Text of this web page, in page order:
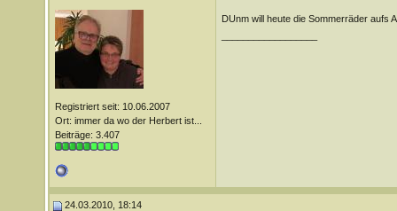
Registriert seit: 10.06.2007
Ort: immer da wo der Herbert ist...
Beiträge: 3.407
DUnm will heute die Sommerräder aufs
24.03.2010, 18:14